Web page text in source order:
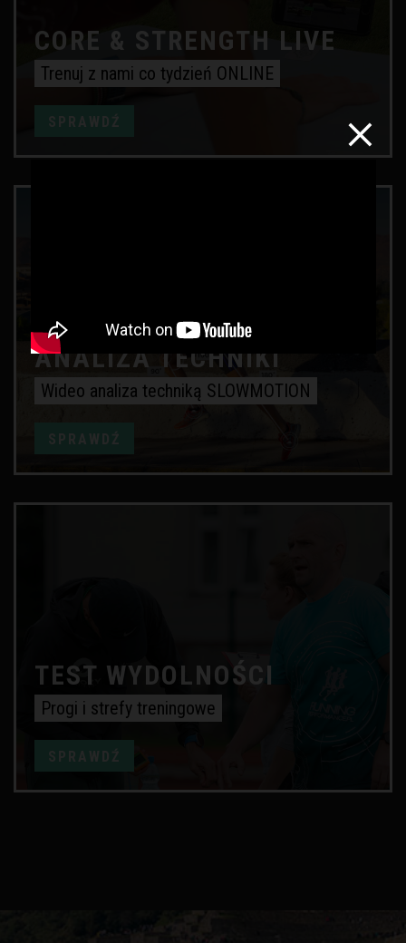
CORE & STRENGTH LIVE
Trenuj z nami co tydzień ONLINE
SPRAWDŹ
ANALIZA TECHNIKI
Wideo analiza techniką SLOWMOTION
SPRAWDŹ
TEST WYDOLNOŚCI
Progi i strefy treningowe
SPRAWDŹ